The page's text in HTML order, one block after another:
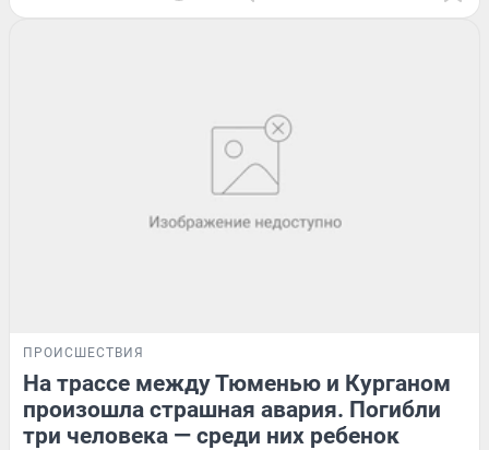
ПРОИСШЕСТВИЯ
На трассе между Тюменью и Курганом
произошла страшная авария. Погибли
три человека — среди них ребенок